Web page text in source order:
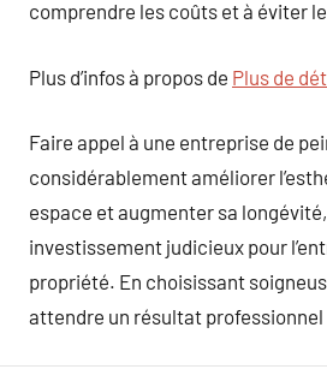
comprendre les coûts et à éviter
Plus d’infos à propos de Plus de
Faire appel à une entreprise de
considérablement améliorer
espace et augmenter sa
investissement judicieux pour
propriété. En choisissant
attendre un résultat